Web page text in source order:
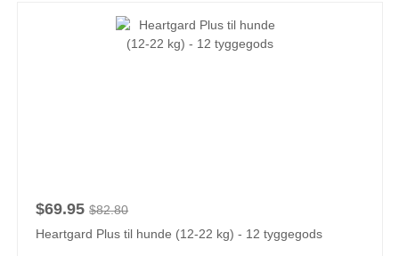
$69.95 $82.80
Heartgard Plus til hunde (12-22 kg) - 12 tyggegods